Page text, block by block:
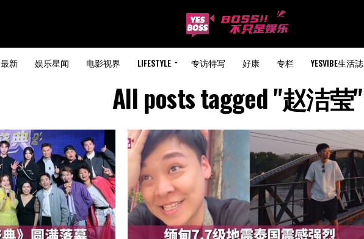
最新 娱乐星闻 电影视界 LIFESTYLE 专访特写 好康 专栏 YESVIBE生活誌
All posts tagged "赵洁莹"